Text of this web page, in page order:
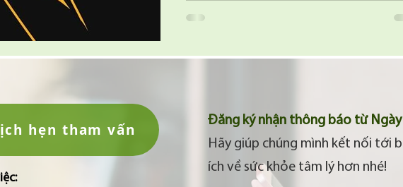
hẹn tham vấn
Đăng ký nhận thông báo từ
Hãy giúp chúng mình kết nối tới
ích về sức khỏe tâm lý hơn nhé!